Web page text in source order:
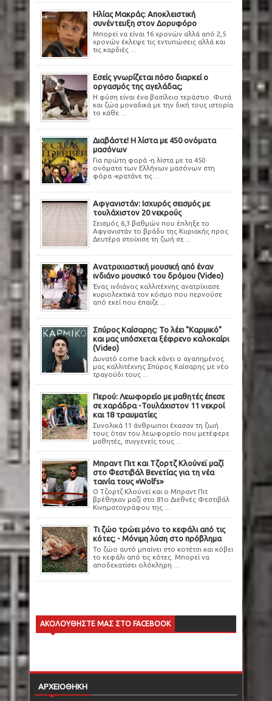
Ηλίας Μακράς: Αποκλειστική
συνέντευξη στον Δορυφόρο
Μπορεί να είναι 16 χρονών αλλά από 2,5
χρονών έκλεψε τις εντυπώσεις αλλά και
τις καρδιές ...
Εσείς γνωρίζεται πόσο διαρκεί ο
οργασμός της αγελάδας;
Η φύση είναι ένα βασίλειο τεράστιο. Φυτά
και ζώα μοναδικά με την δική τους ιστορία
το κάθε ...
Διαβάστε! Η λίστα με 450 ονόματα
μασόνων
Για πρώτη φορά -η λίστα με τα 450
ονόματα των Ελλήνων μασόνων στη
φόρα -κρατάνε τις ...
Αφγανιστάν: Ισχυρός σεισμός με
τουλάχιστον 20 νεκρούς
Σεισμός 6,3 βαθμών που έπληξε το
Αφγανιστάν το βράδυ της Κυριακής προς
Δευτέρα στοίχισε τη ζωή σε ...
Ανατριχιαστική μουσική από έναν
ινδιάνο μουσικό του δρόμου (Video)
Ένας ινδιάνος καλλιτέχνης ανατρίχιασε
κυριολεκτικά τον κόσμο που περνούσε
από εκεί που έπαιζε ...
Σπύρος Καίσαρης: Το λέει "Καρμικό"
και μας υπόσχεται ξέφρενο καλοκαίρι
(Video)
Δυνατό come back κάνει ο αγαπημένος
μας καλλιτέχνης Σπύρος Καίσαρης με νέο
τραγούδι τους ...
Περού: Λεωφορείο με μαθητές έπεσε
σε χαράδρα -Τουλάχιστον 11 νεκροί
και 18 τραυματίες
Συνολικά 11 άνθρωποι έχασαν τη ζωή
τους όταν του λεωφορείο που μετέφερε
μαθητές, συγγενείς τους ...
Μπραντ Πιτ και Τζορτζ Κλούνεϊ μαζί
στο Φεστιβάλ Βενετίας για τη νέα
ταινία τους «Wolfs»
Ο Τζορτζ Κλούνεϊ και ο Μπραντ Πιτ
βρέθηκαν μαζί στο 81ο Διεθνές Φεστιβάλ
Κινηματογράφου της ...
Τι ζώο τρώει μόνο το κεφάλι από τις
κότες; - Μόνιμη λύση στο πρόβλημα
Το ζώο αυτό μπαίνει στο κοτέτσι και κόβει
το κεφάλι από τις κότες. Μπορεί να
αποδεκατίσει ολόκληρη ...
ΑΚΟΛΟΥΘΗΣΤΕ ΜΑΣ ΣΤΟ FACEBOOK
ΑΡΧΕΙΟΘΗΚΗ